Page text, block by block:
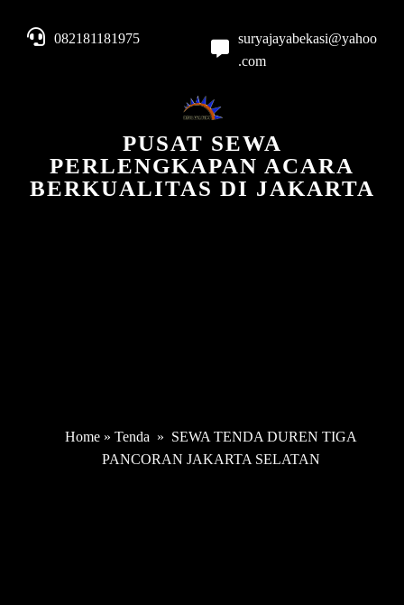
082181181975
suryajayabekasi@yahoo
.com
PUSAT SEWA
PERLENGKAPAN ACARA
BERKUALITAS DI JAKARTA
Home » Tenda » SEWA TENDA DUREN TIGA
PANCORAN JAKARTA SELATAN